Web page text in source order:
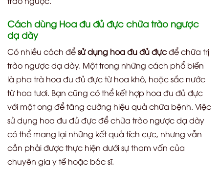
Cách dùng Hoa đu đủ đực chữa trào ngược
dạ dày
Có nhiều cách đểsử dụng hoa đu đủ đựcđể chữa trị
trào ngược dạ dày. Một trong những cách phổ biến
là pha trà hoa đu đủ đực từ hoa khô, hoặc sắc nước
từ hoa tươi. Bạn cũng có thể kết hợp hoa đu đủ đực
với mật ong để tăng cường hiệu quả chữa bệnh. Việc
sử dụng hoa đu đủ đực để chữa trào ngược dạ dày
có thể mang lại những kết quả tích cực, nhưng vẫn
cần phải được thực hiện dưới sự tham vấn của
chuyên gia y tế hoặc bác sĩ.